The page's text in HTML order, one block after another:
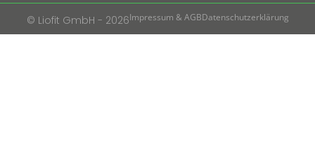
© Liofit GmbH - 2026Impressum & AGBDatenschutzerklärung